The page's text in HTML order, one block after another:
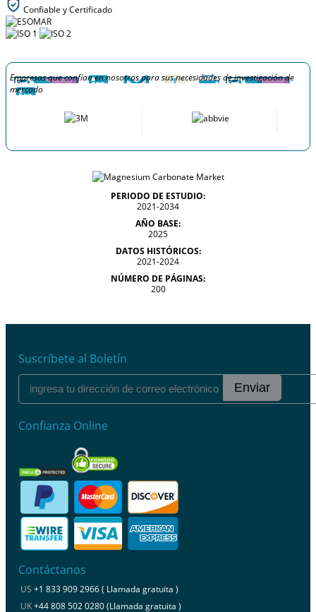
Confiable y Certificado
Empresas que confían en nosotros para sus necesidades de investigación de
mercado
PERIODO DE ESTUDIO:
2021-2034
AÑO BASE:
2025
DATOS HISTÓRICOS:
2021-2024
NÚMERO DE PÁGINAS:
200
Suscríbete al Boletín
Enviar
Confianza Online
Contáctanos
US +1 833 909 2966 ( Llamada gratuita )
UK+44 808 502 0280 (Llamada gratuita )